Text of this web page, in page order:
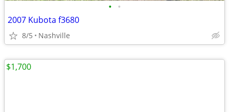
• •
2007 Kubota f3680
8/5 Nashville
$1,700